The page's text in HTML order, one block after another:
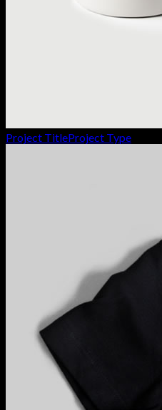
Project TitleProject Type